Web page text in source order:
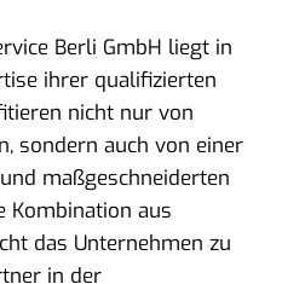
Berli GmbH liegt in
ihrer qualifizierten
nicht nur von
sondern auch von einer
maßgeschneiderten
Kombination aus
das Unternehmen zu
in der